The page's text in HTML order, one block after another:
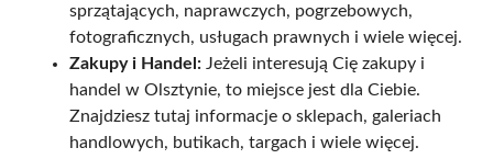
sprzątających, naprawczych, pogrzebowych,
fotograficznych, usługach prawnych i wiele więcej.
Zakupy i Handel: Jeżeli interesują Cię zakupy i
handel w Olsztynie, to miejsce jest dla Ciebie.
Znajdziesz tutaj informacje o sklepach, galeriach
handlowych, butikach, targach i wiele więcej.